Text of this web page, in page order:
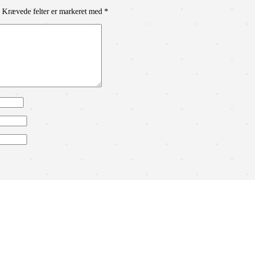
Krævede felter er markeret med *